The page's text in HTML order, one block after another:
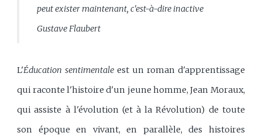
peut exister maintenant, c'est-à-dire inactive
Gustave Flaubert
L'Éducation sentimentale est un roman d'apprentissage
qui raconte l'histoire d'un jeune homme, Jean Moraux,
qui assiste à l'évolution (et à la Révolution) de toute
son époque en vivant, en parallèle, des histoires